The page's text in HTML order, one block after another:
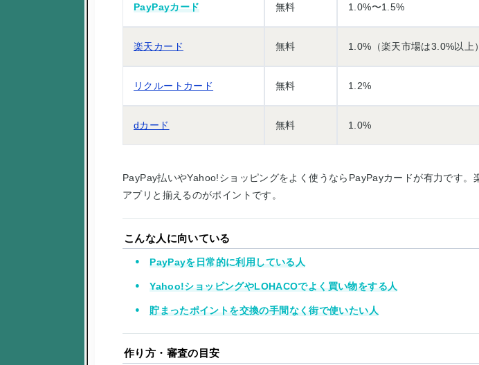
PayPayカード 無料 1.0%〜1.5%
楽天カード 無料 1.0%（楽天市場は3.0%以上）
リクルートカード 無料 1.2%
dカード 無料 1.0%
PayPay払いやYahoo!ショッピングをよく使うならPayPayカードが有力です
アプリと揃えるのがポイントです。
こんな人に向いている
PayPayを日常的に利用している人
Yahoo!ショッピングやLOHACOでよく買い物をする人
貯まったポイントを交換の手間なく街で使いたい人
作り方・審査の目安